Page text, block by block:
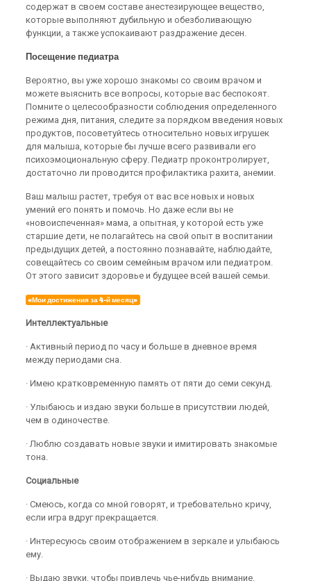
содержат в своем составе анестезирующее вещество,
которые выполняют дубильную и обезболивающую
функции, а также успокаивают раздражение десен.
Посещение педиатра
Вероятно, вы уже хорошо знакомы со своим врачом и
можете выяснить все вопросы, которые вас беспокоят.
Помните о целесообразности соблюдения определенного
режима дня, питания, следите за порядком введения новых
продуктов, посоветуйтесь относительно новых игрушек
для малыша, которые бы лучше всего развивали его
психоэмоциональную сферу. Педиатр проконтролирует,
достаточно ли проводится профилактика рахита, анемии.
Ваш малыш растет, требуя от вас все новых и новых
умений его понять и помочь. Но даже если вы не
«новоиспеченная» мама, а опытная, у которой есть уже
старшие дети, не полагайтесь на свой опыт в воспитании
предыдущих детей, а постоянно познавайте, наблюдайте,
совещайтесь со своим семейным врачом или педиатром.
От этого зависит здоровье и будущее всей вашей семьи.
«Мои достижения за 4-й месяц»
Интеллектуальные
· Активный период по часу и больше в дневное время
между периодами сна.
· Имею кратковременную память от пяти до семи секунд.
· Улыбаюсь и издаю звуки больше в присутствии людей,
чем в одиночестве.
· Люблю создавать новые звуки и имитировать знакомые
тона.
Социальные
· Смеюсь, когда со мной говорят, и требовательно кричу,
если игра вдруг прекращается.
· Интересуюсь своим отображением в зеркале и улыбаюсь
ему.
· Выдаю звуки, чтобы привлечь чье-нибудь внимание.